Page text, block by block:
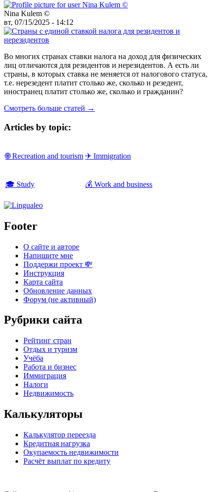
Nina Kulem ©️
вт, 07/15/2025 - 14:12
Во многих странах ставки налога на доход для физических
лиц отличаются для резидентов и нерезидентов. А есть ли
страны, в которых ставка не меняется от налогового статуса,
т.е. нерезедент платит столько же, сколько и резедент,
иностранец платит столько же, сколько и гражданин?
Смотреть больше статей →
Articles by topic:
🌐 Recreation and tourism ✈ Immigration
🎓 Study 💰 Work and business
Footer
О сайте и авторе
Напишите мне
Поддержи проект 💸
Инструкция
Карта сайта
Обновление данных
Форум (не активный)
Рубрики сайта
Рейтинг стран
Отдых и туризм
Учёба
Работа и бизнес
Иммиграция
Налоги
Недвижимость
Калькуляторы
Калькулятор переезда
Кредитная нагрузка
Окупаемость недвижимости
Расчёт выплат по кредиту